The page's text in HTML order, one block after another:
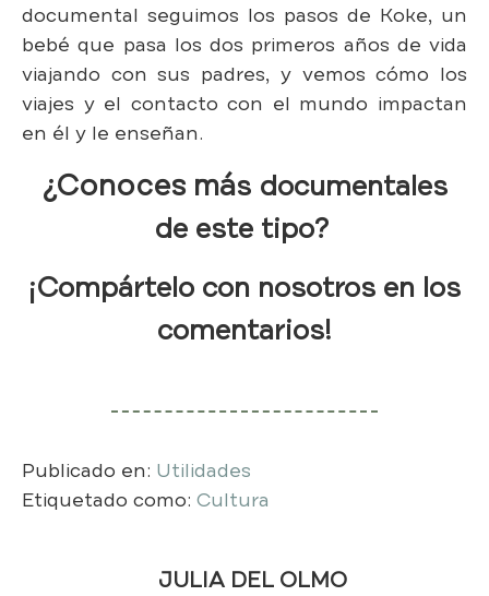
documental seguimos los pasos de Koke, un
bebé que pasa los dos primeros años de vida
viajando con sus padres, y vemos cómo los
viajes y el contacto con el mundo impactan
en él y le enseñan.
¿Conoces más documentales
de este tipo?
¡Compártelo con nosotros en los
comentarios!
Publicado en: Utilidades
Etiquetado como: Cultura
JULIA DEL OLMO